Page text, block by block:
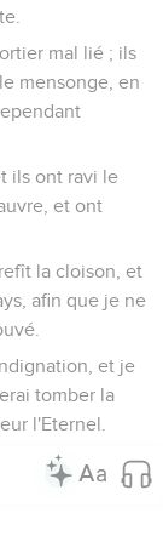
mal lié ; ils
mensonge, en
ils ont ravi le
et ont
la cloison, et
afin que je ne
et je
tomber la
l'Eternel.